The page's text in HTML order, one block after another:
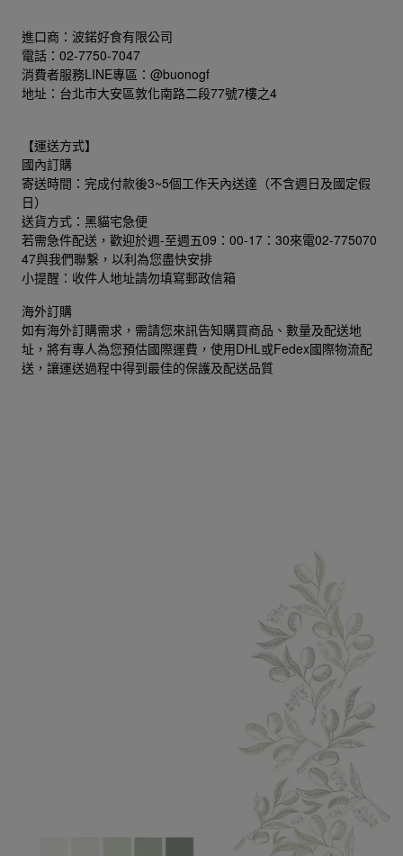
進口商：波鍩好食有限公司
電話： 02-7750-7047
消費者服務LINE專區：@buonogf
地址：台北市大安區敦化南路二段77號7樓之4
【運送方式】
國內訂購
寄送時間：完成付款後3~5個工作天內送達（不含週日及國定假
日）
送貨方式：黑貓宅急便
若需急件配送，歡迎於週-至週五09：00-17：30來電02-775070
47與我們聯繋，以利為您盡快安排
小提醒：收件人地址請勿填寫郵政信箱
海外訂購
如有海外訂購需求，需請您來訊告知購買商品、數量及配送地
址，將有專人為您預估國際運費，使用DHL或Fedex國際物流配
送，讓運送過程中得到最佳的保護及配送品質